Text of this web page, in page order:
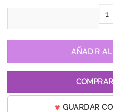
Vestido de 15 años Aixa Rojo
AÑADIR
GUARDAR